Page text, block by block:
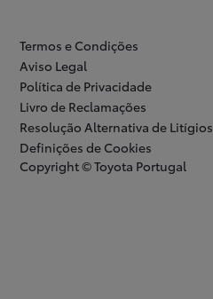
Copyright © Toyota Portugal
Termos e Condições
Aviso Legal
Política de Privacidade
Livro de Reclamações
Resolução Alternativa de Litígios
Definições de Cookies